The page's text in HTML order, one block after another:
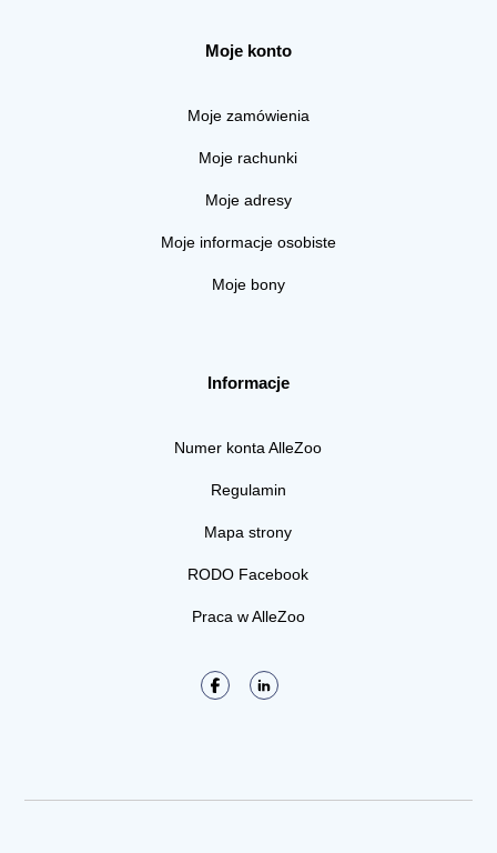
Moje konto
Moje zamówienia
Moje rachunki
Moje adresy
Moje informacje osobiste
Moje bony
Informacje
Numer konta AlleZoo
Regulamin
Mapa strony
RODO Facebook
Praca w AlleZoo